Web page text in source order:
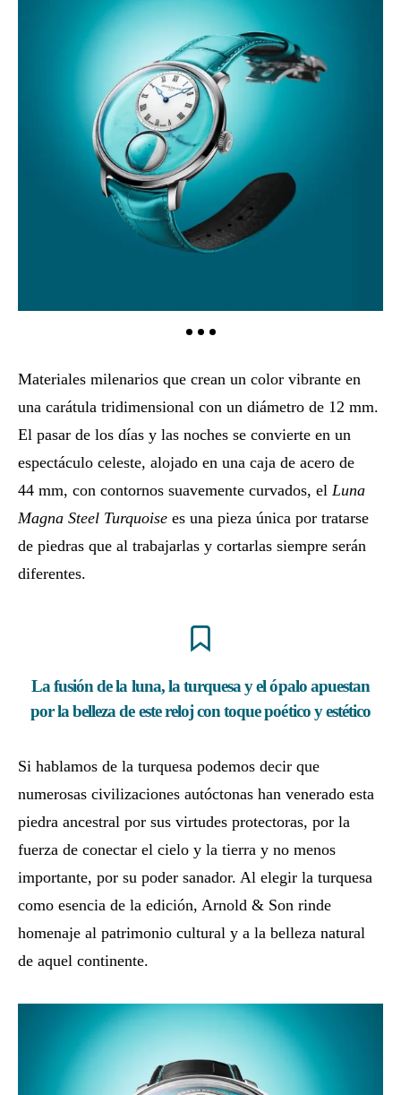
Materiales milenarios que crean un color vibrante en
una carátula tridimensional con un diámetro de 12 mm.
El pasar de los días y las noches se convierte en un
espectáculo celeste, alojado en una caja de acero de
44 mm, con contornos suavemente curvados, el Luna
Magna Steel Turquoise es una pieza única por tratarse
de piedras que al trabajarlas y cortarlas siempre serán
diferentes.
La fusión de la luna, la turquesa y el ópalo apuestan
por la belleza de este reloj con toque poético y estético
Si hablamos de la turquesa podemos decir que
numerosas civilizaciones autóctonas han venerado esta
piedra ancestral por sus virtudes protectoras, por la
fuerza de conectar el cielo y la tierra y no menos
importante, por su poder sanador. Al elegir la turquesa
como esencia de la edición, Arnold & Son rinde
homenaje al patrimonio cultural y a la belleza natural
de aquel continente.